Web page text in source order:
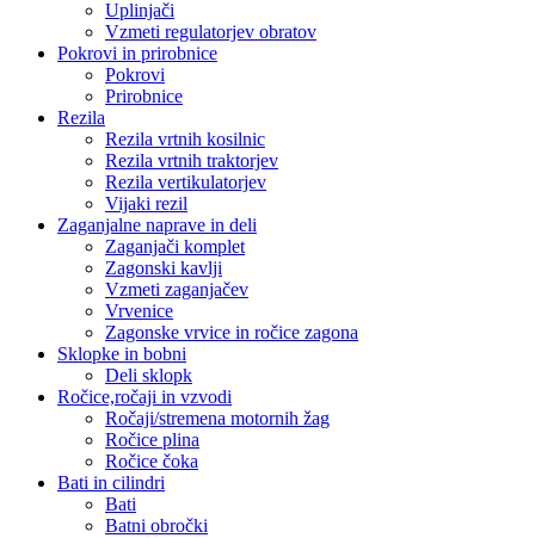
Uplinjači
Vzmeti regulatorjev obratov
Pokrovi in prirobnice
Pokrovi
Prirobnice
Rezila
Rezila vrtnih kosilnic
Rezila vrtnih traktorjev
Rezila vertikulatorjev
Vijaki rezil
Zaganjalne naprave in deli
Zaganjači komplet
Zagonski kavlji
Vzmeti zaganjačev
Vrvenice
Zagonske vrvice in ročice zagona
Sklopke in bobni
Deli sklopk
Ročice,ročaji in vzvodi
Ročaji/stremena motornih žag
Ročice plina
Ročice čoka
Bati in cilindri
Bati
Batni obročki